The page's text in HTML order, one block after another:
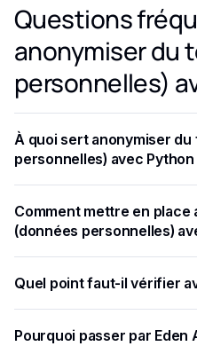
Questions
anonymiser du
personnelles)
À quoi sert anonymiser
personnelles) avec Python
et que vous avez obtenu
anonymiser votre texte.
Comment mettre en place
(données personnelles)
développeurs qui vous
Quel point faut-il vérifier
de traitement du langage
Pourquoi passer par Eden